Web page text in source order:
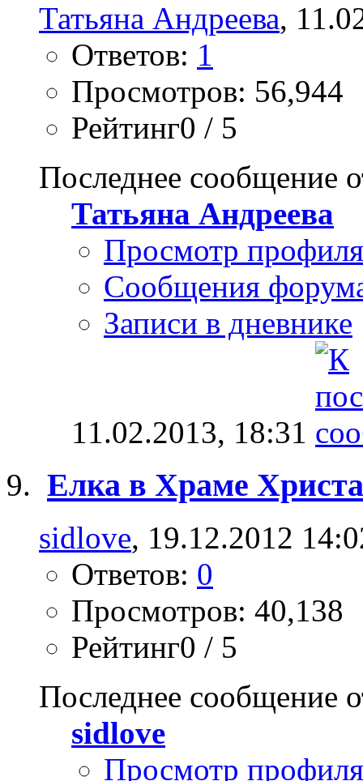
Татьяна Андреева,
Ответов: 1
Просмотров: 56,944
Рейтинг0 / 5
Последнее сообщение
Татьяна Андреева
Просмотр профиля
Сообщения
Записи в дневнике
11.02.2013, 18:31
Елка в Храме
sidlove, 19.12.2012
Ответов: 0
Просмотров: 40,138
Рейтинг0 / 5
Последнее сообщение
sidlove
Просмотр профиля